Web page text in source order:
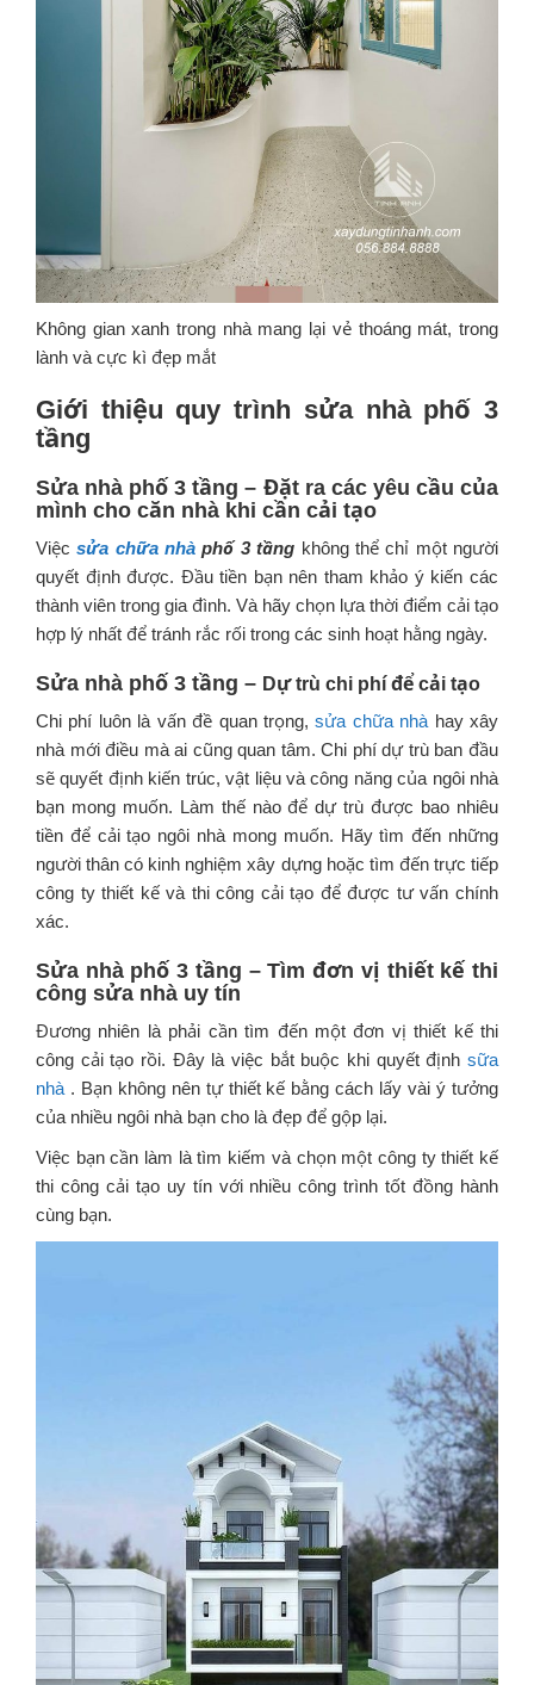
Không gian xanh trong nhà mang lại vẻ thoáng mát, trong
lành và cực kì đẹp mắt
Giới thiệu quy trình sửa nhà phố 3
tầng
Sửa nhà phố 3 tầng – Đặt ra các yêu cầu của
mình cho căn nhà khi cần cải tạo
Việc sửa chữa nhà phố 3 tầng không thể chỉ một người
quyết định được. Đầu tiền bạn nên tham khảo ý kiến các
thành viên trong gia đình. Và hãy chọn lựa thời điểm cải tạo
hợp lý nhất để tránh rắc rối trong các sinh hoạt hằng ngày.
Sửa nhà phố 3 tầng – Dự trù chi phí để cải tạo
Chi phí luôn là vấn đề quan trọng,sửa chữa nhà hay xây
nhà mới điều mà ai cũng quan tâm. Chi phí dự trù ban đầu
sẽ quyết định kiến trúc, vật liệu và công năng của ngôi nhà
bạn mong muốn. Làm thế nào để dự trù được bao nhiêu
tiền để cải tạo ngôi nhà mong muốn. Hãy tìm đến những
người thân có kinh nghiệm xây dựng hoặc tìm đến trực tiếp
công ty thiết kế và thi công cải tạo để được tư vấn chính
xác.
Sửa nhà phố 3 tầng –Tìm đơn vị thiết kế thi
công sửa nhà uy tín
Đương nhiên là phải cần tìm đến một đơn vị thiết kế thi
công cải tạo rồi. Đây là việc bắt buộc khi quyết định sữa
nhà . Bạn không nên tự thiết kế bằng cách lấy vài ý tưởng
của nhiều ngôi nhà bạn cho là đẹp để gộp lại.
Việc bạn cần làm là tìm kiếm và chọn một công ty thiết kế
thi công cải tạo uy tín với nhiều công trình tốt đồng hành
cùng bạn.